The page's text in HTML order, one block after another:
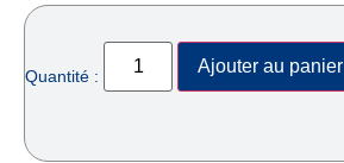
Quantité : Ajouter au panier